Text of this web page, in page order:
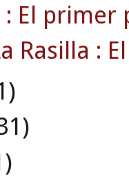
: El
Rasilla :